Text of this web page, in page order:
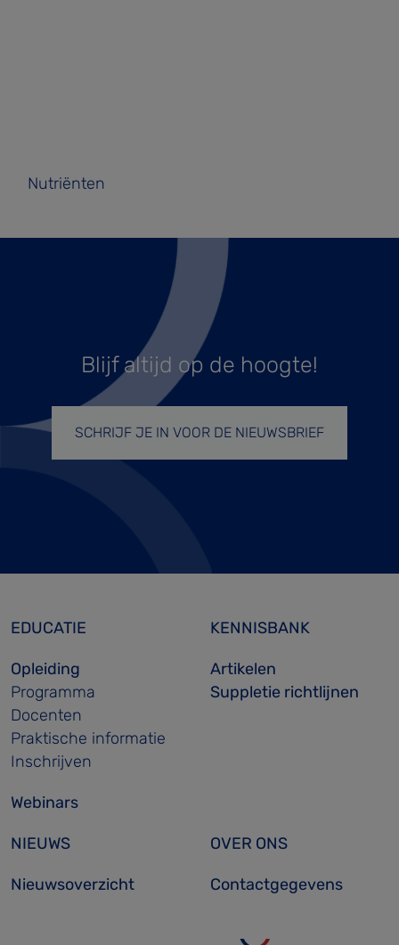
Nutriënten
Blijf altijd op de hoogte!
SCHRIJF JE IN VOOR DE NIEUWSBRIEF
EDUCATIE
Opleiding
Programma
Docenten
Praktische informatie
Inschrijven
Webinars
KENNISBANK
Artikelen
Suppletie richtlijnen
NIEUWS
Nieuwsoverzicht
OVER ONS
Contactgegevens